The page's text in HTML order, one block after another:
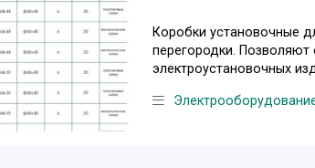
Коробки установочные
перегородки. Позволяют
электроустановочных